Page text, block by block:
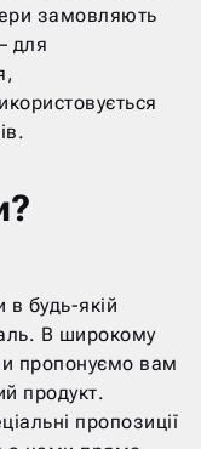
замовляють
для
в будь-якій
В широкому
пропонуємо вам
продукт.
пропозиції